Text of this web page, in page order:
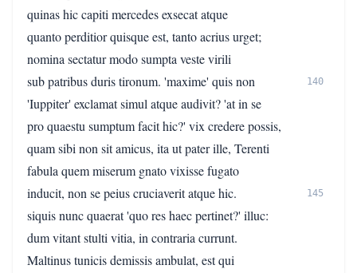
quinas hic capiti mercedes exsecat atque
quanto perditior quisque est, tanto acrius urget;
nomina sectatur modo sumpta veste virili
sub patribus duris tironum. 'maxime' quis non
140
'Iuppiter' exclamat simul atque audivit? 'at in se
pro quaestu sumptum facit hic?' vix credere possis,
quam sibi non sit amicus, ita ut pater ille, Terenti
fabula quem miserum gnato vixisse fugato
inducit, non se peius cruciaverit atque hic.
145
siquis nunc quaerat 'quo res haec pertinet?' illuc:
dum vitant stulti vitia, in contraria currunt.
Maltinus tunicis demissis ambulat, est qui